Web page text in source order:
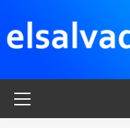
contenido